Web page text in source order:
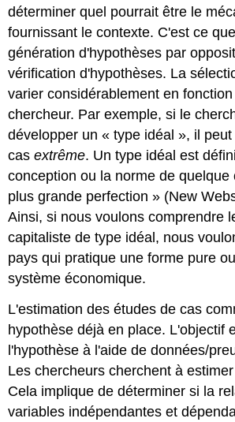
déterminer quel pourrait être le
fournissant le contexte. C'est ce
génération d'hypothèses par
vérification d'hypothèses. La
varier considérablement en
chercheur. Par exemple, si le
développer un « type idéal », il
casextrême. Un type idéal est
conception ou la norme de quelque
plus grande perfection » (New
Ainsi, si nous voulons comprendre
capitaliste de type idéal, nous
pays qui pratique une forme pure
système économique.
L'estimation des études de cas
hypothèse déjà en place. L'objectif
l'hypothèse à l'aide de données/
Les chercheurs cherchent à
Cela implique de déterminer si la
variables indépendantes et